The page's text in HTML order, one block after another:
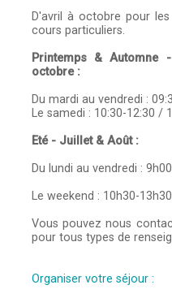
D'avril à octobre pour
cours particuliers.
Printemps & Automne
octobre :
Du mardi au vendredi :
Le samedi : 10:30-12:30 /
Eté - Juillet & Août :
Du lundi au vendredi :
Le weekend : 10h30-
Vous pouvez nous
pour tous types de
Organiser votre séjour :